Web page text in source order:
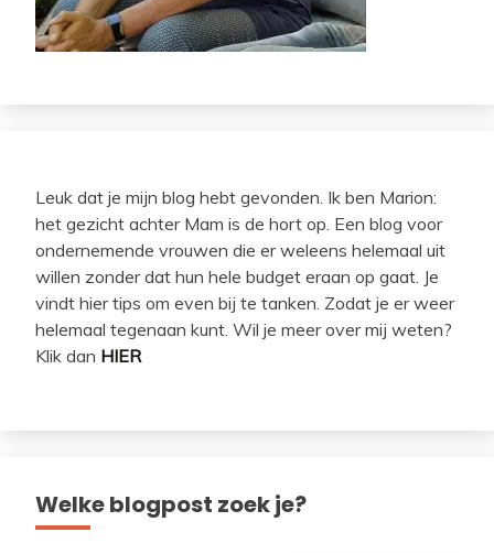
Leuk dat je mijn blog hebt gevonden. Ik ben Marion:
het gezicht achter Mam is de hort op. Een blog voor
ondernemende vrouwen die er weleens helemaal uit
willen zonder dat hun hele budget eraan op gaat. Je
vindt hier tips om even bij te tanken. Zodat je er weer
helemaal tegenaan kunt. Wil je meer over mij weten?
Klik dan HIER
Welke blogpost zoek je?